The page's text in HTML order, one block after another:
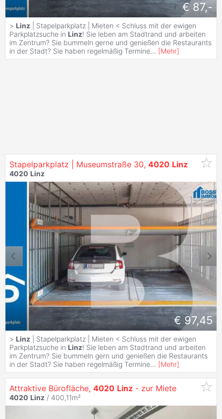
€ 87,-
> Linz | Stapelparkplatz | Mieten < Schluss mit der ewigen
Parkplatzsuche in Linz! Sie leben am Stadtrand und arbeiten
im Zentrum? Sie bummeln gerne und genießen die Restaurants
in der Stadt? Sie haben regelmäßig Termine... [Mehr]
Stapelparkplatz | Museumstraße 30, 4020 Linz
4020 Linz
€ 97,45
> Linz | Stapelparkplatz | Mieten < Schluss mit der ewigen
Parkplatzsuche in Linz! Sie leben am Stadtrand und arbeiten
im Zentrum? Sie bummeln gern und genießen die Restaurants
in der Stadt? Sie haben regelmäßig Termine... [Mehr]
Attraktive Bürofläche, 4020 Linz - zur Miete
4020 Linz / 400,11m²